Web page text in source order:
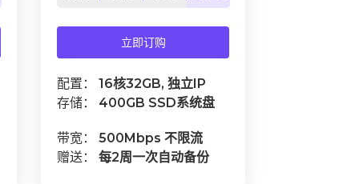
立即订购
配置： 16核32GB, 独立IP
存储： 400GB SSD系统盘
带宽： 500Mbps 不限流
赠送： 每2周一次自动备份